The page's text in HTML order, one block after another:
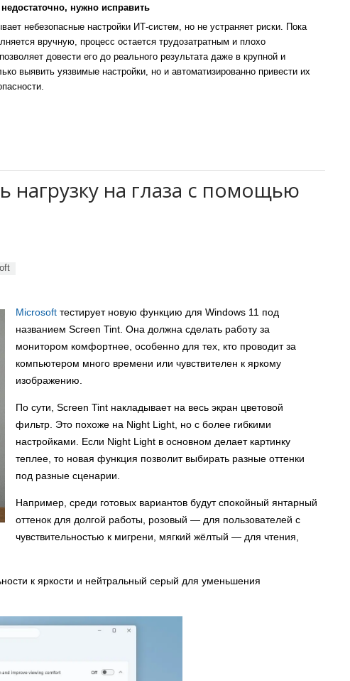
нужно исправить
небезопасные настройки ИТ-систем, но не устраняет риски. Пока
вручную, процесс остается трудозатратным и плохо
довести его до реального результата даже в крупной и
выявить уязвимые настройки, но и автоматизированно привести их
нагрузку на глаза с помощью
Microsoft тестирует новую функцию для Windows 11 под
названием Screen Tint. Она должна сделать работу за
монитором комфортнее, особенно для тех, кто проводит за
компьютером много времени или чувствителен к яркому
изображению.
По сути, Screen Tint накладывает на весь экран цветовой
фильтр. Это похоже на Night Light, но с более гибкими
настройками. Если Night Light в основном делает картинку
теплее, то новая функция позволит выбирать разные оттенки
под разные сценарии.
Например, среди готовых вариантов будут спокойный янтарный
оттенок для долгой работы, розовый — для пользователей с
чувствительностью к мигрени, мягкий жёлтый — для чтения,
к яркости и нейтральный серый для уменьшения